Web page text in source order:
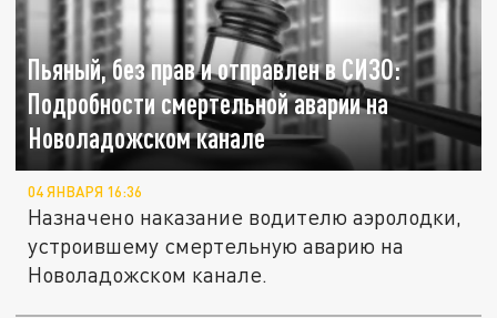
Пьяный, без прав и отправлен в СИЗО:
Подробности смертельной аварии на
Новоладожском канале
04 ЯНВАРЯ 16:36
Назначено наказание водителю аэролодки,
устроившему смертельную аварию на
Новоладожском канале.